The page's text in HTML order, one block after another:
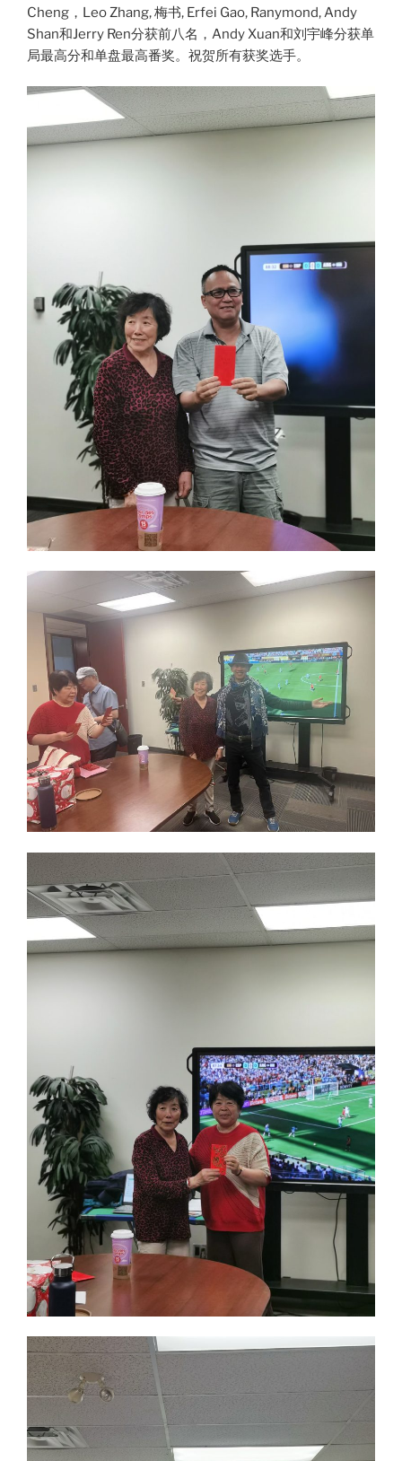
Cheng，Leo Zhang, 梅书, Erfei Gao, Ranymond, Andy
Shan和Jerry Ren分获前八名，Andy Xuan和刘宇峰分获单
局最高分和单盘最高番奖。祝贺所有获奖选手。